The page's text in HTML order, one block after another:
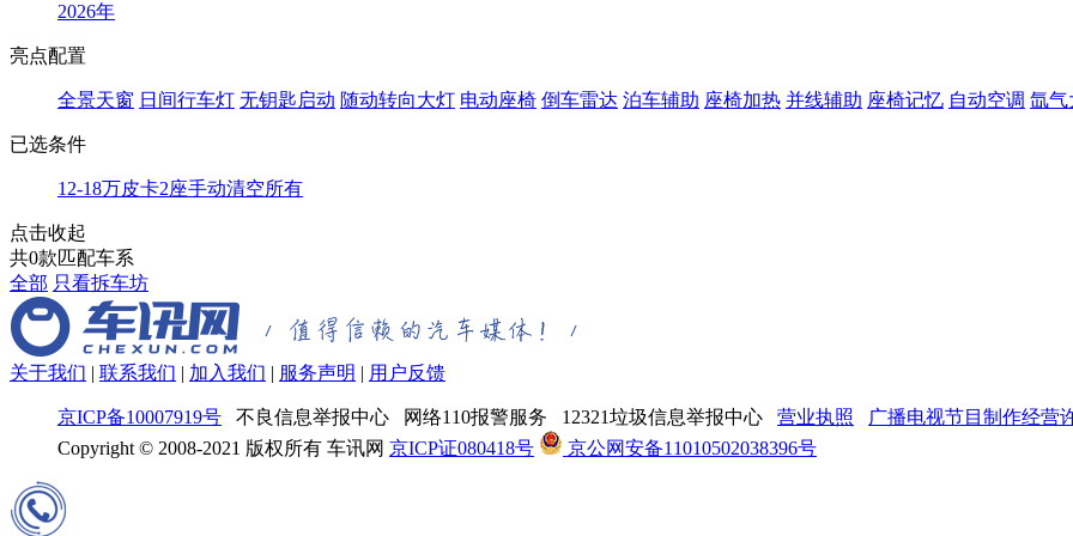
2026年
亮点配置
全景天窗 日间行车灯 无钥匙启动 随动转向大灯 电动座椅 倒车雷达 泊车辅助 座椅加热 并线辅助 座椅记忆 自动空调 氙气
已选条件
12-18万皮卡2座手动清空所有
点击收起
共0款匹配车系
全部 只看拆车坊
关于我们 | 联系我们 | 加入我们 | 服务声明 | 用户反馈
京ICP备10007919号 不良信息举报中心 网络110报警服务 12321垃圾信息举报中心 营业执照
广播电视节目制作经营
Copyright © 2008-2021 版权所有 车讯网 京ICP证080418号 京公网安备11010502038396号